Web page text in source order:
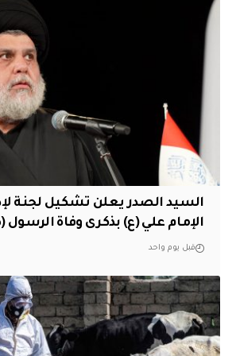
السيد الصدر يعلن تشكيل لجنة
الإمام علي (ع) بذكرى وفاة
قبل يوم واحد